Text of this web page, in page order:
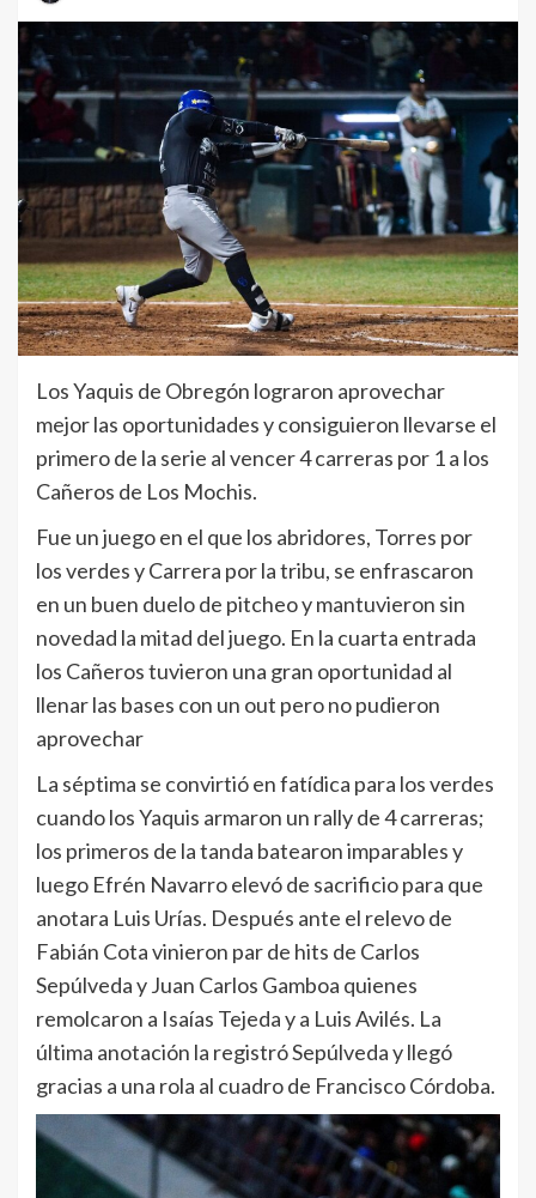
Los Yaquis de Obregón lograron aprovechar
mejor las oportunidades y consiguieron llevarse el
primero de la serie al vencer 4 carreras por 1 a los
Cañeros de Los Mochis.
Fue un juego en el que los abridores, Torres por
los verdes y Carrera por la tribu, se enfrascaron
en un buen duelo de pitcheo y mantuvieron sin
novedad la mitad del juego. En la cuarta entrada
los Cañeros tuvieron una gran oportunidad al
llenar las bases con un out pero no pudieron
aprovechar
La séptima se convirtió en fatídica para los verdes
cuando los Yaquis armaron un rally de 4 carreras;
los primeros de la tanda batearon imparables y
luego Efrén Navarro elevó de sacrificio para que
anotara Luis Urías. Después ante el relevo de
Fabián Cota vinieron par de hits de Carlos
Sepúlveda y Juan Carlos Gamboa quienes
remolcaron a Isaías Tejeda y a Luis Avilés. La
última anotación la registró Sepúlveda y llegó
gracias a una rola al cuadro de Francisco Córdoba.